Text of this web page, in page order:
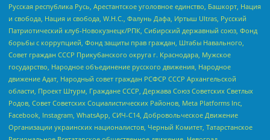
Русская республика Русь, Арестантское уголовное единство, Башкорт, Нация
и свобода, Нация и свобода, W.H.С., Фалунь Дафа, Иртыш Ultras, Русский
Патриотический клуб-Новокузнецк/РПК, Сибирский державный союз, Фонд
борьбы с коррупцией, Фонд защиты прав граждан, Штабы Навального,
Совет граждан СССР Прикубанского округа г. Краснодара, Мужское
государство, Народное объединение русского движения, Народное
движение Адат, Народный совет граждан РСФСР СССР Архангельской
области, Проект Штурм, Граждане СССР, Держава Союз Советских Светлых
Родов, Совет Советских Социалистических Районов, Meta Platforms Inc,
Facebook, Instagram, WhatsApp, СИЧ-С14, Добровольческое Движение
Организации украинских националистов, Черный Комитет, Татарстанское